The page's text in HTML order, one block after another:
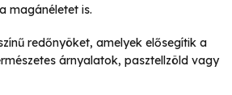
magánéletet is.
redőnyöket, amelyek elősegítik a
árnyalatok, pasztellzöld vagy